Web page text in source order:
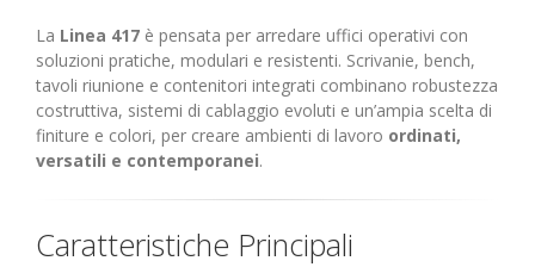
La Linea 417 è pensata per arredare uffici operativi con
soluzioni pratiche, modulari e resistenti. Scrivanie, bench,
tavoli riunione e contenitori integrati combinano robustezza
costruttiva, sistemi di cablaggio evoluti e un’ampia scelta di
finiture e colori, per creare ambienti di lavoro ordinati,
versatili e contemporanei.
Caratteristiche Principali